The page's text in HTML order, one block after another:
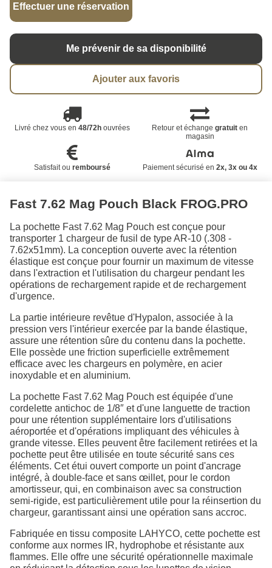
Effectuer une réservation
Me prévenir de sa disponibilité
Ajouter aux favoris
Livré chez vous en 48/72houvrées Retour et échangegratuit en
magasin
Satisfait ou remboursé Paiement sécurisé en 2x, 3x ou 4x
Fast 7.62 Mag Pouch Black FROG.PRO
La pochette Fast 7.62 Mag Pouch est conçue pour
transporter 1 chargeur de fusil de type AR-10 (.308 -
7.62x51mm). La conception ouverte avec la rétention
élastique est conçue pour fournir un maximum de vitesse
dans l'extraction et l'utilisation du chargeur pendant les
opérations de rechargement rapide et de rechargement
d'urgence.
La partie intérieure revêtue d'Hypalon, associée à la
pression vers l'intérieur exercée par la bande élastique,
assure une rétention sûre du contenu dans la pochette.
Elle possède une friction superficielle extrêmement
efficace avec les chargeurs en polymère, en acier
inoxydable et en aluminium.
La pochette Fast 7.62 Mag Pouch est équipée d'une
cordelette antichoc de 1/8″ et d'une languette de traction
pour une rétention supplémentaire lors d'utilisations
aéroportée et d'opérations impliquant des véhicules à
grande vitesse. Elles peuvent être facilement retirées et la
pochette peut être utilisée en toute sécurité sans ces
éléments. Cet étui ouvert comporte un point d'ancrage
intégré, à double-face et sans œillet, pour le cordon
amortisseur, qui, en combinaison avec sa construction
semi-rigide, est particulièrement utile pour la réinsertion du
chargeur, garantissant ainsi une opération sans accroc.
Fabriquée en tissu composite LAHYCO, cette pochette est
conforme aux normes IR, hydrophobe et résistante aux
flammes. Elle offre une sécurité opérationnelle maximale